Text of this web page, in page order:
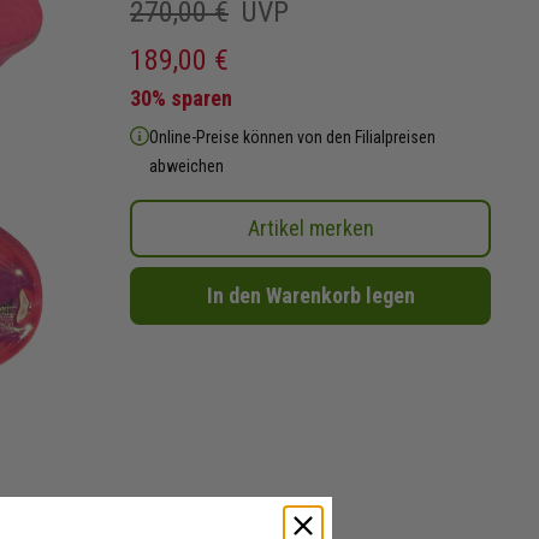
270,00 € UVP
189,00 €
30% sparen
Online-Preise können von den Filialpreisen
abweichen
Artikel merken
In den Warenkorb legen